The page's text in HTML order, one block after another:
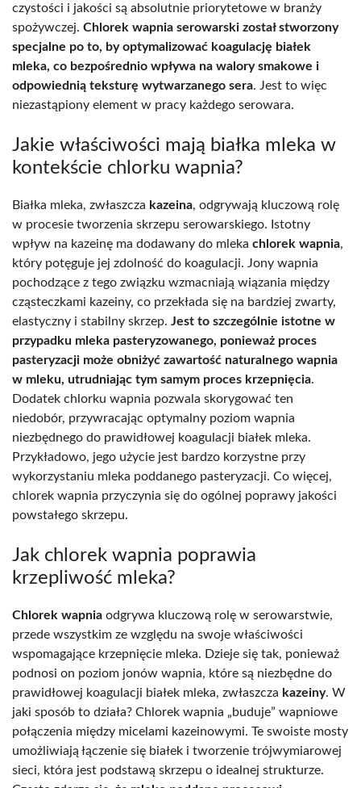
czystości i jakości są absolutnie priorytetowe w branży
spożywczej. Chlorek wapnia serowarski został stworzony
specjalne po to, by optymalizować koagulację białek
mleka, co bezpośrednio wpływa na walory smakowe i
odpowiednią teksturę wytwarzanego sera. Jest to więc
niezastąpiony element w pracy każdego serowara.
Jakie właściwości mają białka mleka w
kontekście chlorku wapnia?
Białka mleka, zwłaszcza kazeina, odgrywają kluczową rolę
w procesie tworzenia skrzepu serowarskiego. Istotny
wpływ na kazeinę ma dodawany do mleka chlorek wapnia,
który potęguje jej zdolność do koagulacji. Jony wapnia
pochodzące z tego związku wzmacniają wiązania między
cząsteczkami kazeiny, co przekłada się na bardziej zwarty,
elastyczny i stabilny skrzep. Jest to szczególnie istotne w
przypadku mleka pasteryzowanego, ponieważ proces
pasteryzacji może obniżyć zawartość naturalnego wapnia
w mleku, utrudniając tym samym proces krzepnięcia.
Dodatek chlorku wapnia pozwala skorygować ten
niedobór, przywracając optymalny poziom wapnia
niezbędnego do prawidłowej koagulacji białek mleka.
Przykładowo, jego użycie jest bardzo korzystne przy
wykorzystaniu mleka poddanego pasteryzacji. Co więcej,
chlorek wapnia przyczynia się do ogólnej poprawy jakości
powstałego skrzepu.
Jak chlorek wapnia poprawia
krzepliwość mleka?
Chlorek wapnia odgrywa kluczową rolę w serowarstwie,
przede wszystkim ze względu na swoje właściwości
wspomagające krzepnięcie mleka. Dzieje się tak, ponieważ
podnosi on poziom jonów wapnia, które są niezbędne do
prawidłowej koagulacji białek mleka, zwłaszcza kazeiny. W
jaki sposób to działa? Chlorek wapnia „buduje” wapniowe
połączenia między micelami kazeinowymi. Te swoiste mosty
umożliwiają łączenie się białek i tworzenie trójwymiarowej
sieci, która jest podstawą skrzepu o idealnej strukturze.